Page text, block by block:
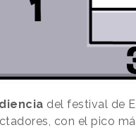
del festival de
con el pico